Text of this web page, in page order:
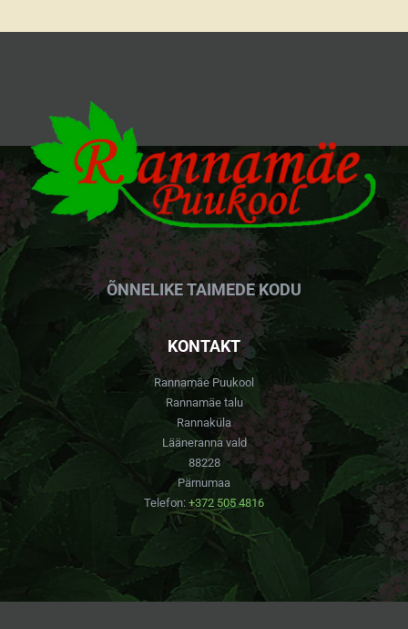
ÕNNELIKE TAIMEDE KODU
KONTAKT
Rannamäe Puukool
Rannamäe talu
Rannaküla
Lääneranna vald
88228
Pärnumaa
Telefon: +372 505 4816